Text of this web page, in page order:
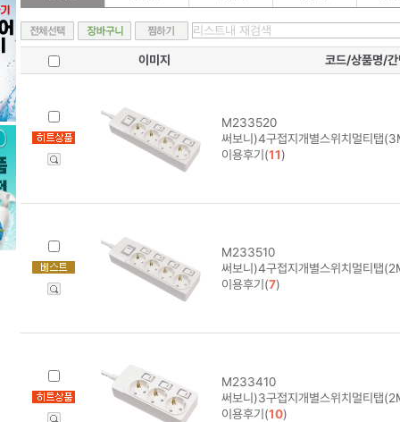
이미지 코드/상품명/간
M233520
써보니)4구접지개별스위치멀티
이용후기(11)
M233510
써보니)4구접지개별스위치멀티탭
이용후기(7)
M233410
써보니)3구접지개별스위치멀티탭
이용후기(10)